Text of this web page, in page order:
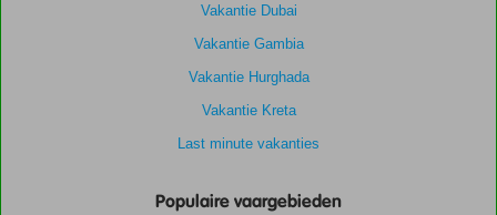
Vakantie Dubai
Vakantie Gambia
Vakantie Hurghada
Vakantie Kreta
Last minute vakanties
Populaire vaargebieden